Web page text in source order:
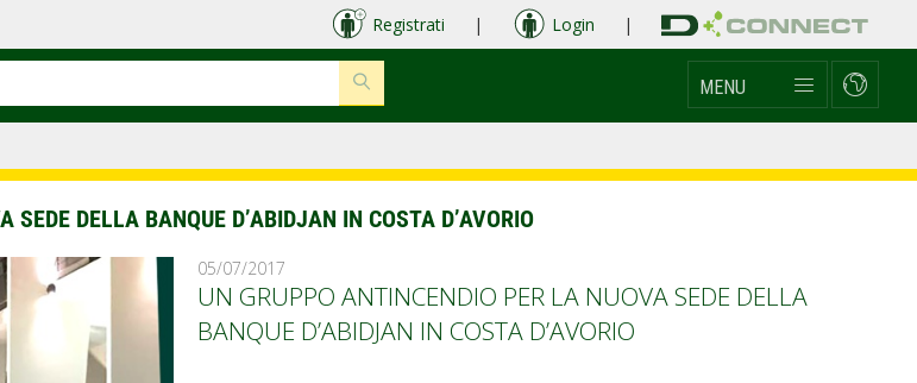
Registrati | Login |
MENU
SEDE DELLA BANQUE D’ABIDJAN IN COSTA D’AVORIO
05/07/2017
UN GRUPPO ANTINCENDIO PER LA NUOVA SEDE DELLA
BANQUE D’ABIDJAN IN COSTA D’AVORIO